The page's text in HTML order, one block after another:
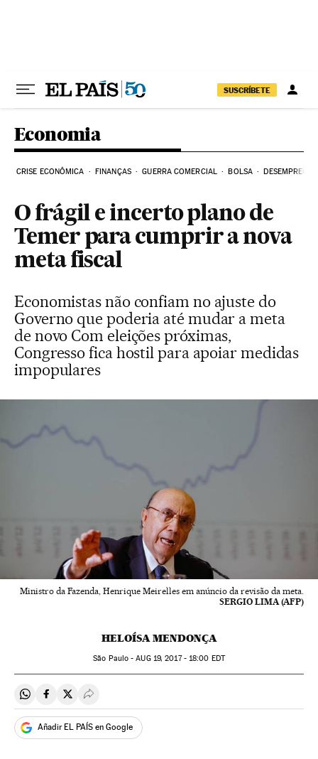
SUSCRÍBETE
Economia
CRISE ECONÔMICA FINANÇAS GUERRA COMERCIAL BOLSA DESEMPREGO
O frágil e incerto plano de
Temer para cumprir a nova
meta fiscal
Economistas não confiam no ajuste do
Governo que poderia até mudar a meta
de novo Com eleições próximas,
Congresso fica hostil para apoiar medidas
impopulares
Ministro da Fazenda, Henrique Meirelles em anúncio da revisão da meta.
SERGIO LIMA (AFP)
HELOÍSA MENDONÇA
São Paulo -AUG19, 2017 - 18:00 EDT
Compartir en Whatsapp
Compartir en Facebook
Compartir en Twitter
Desplegar Redes Sociales
Añadir EL PAÍS en Google